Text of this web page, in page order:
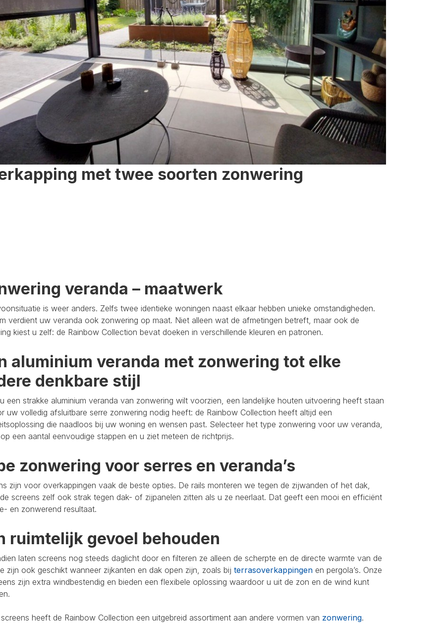
met twee soorten zonwering
veranda – maatwerk
is weer anders. Zelfs twee identieke woningen naast elkaar hebben unieke omstandigheden.
verdient uw veranda ook zonwering op maat. Niet alleen wat de afmetingen betreft, maar ook de
kiest u zelf: de Rainbow Collection bevat doeken in verschillende kleuren en patronen.
aluminium veranda met zonwering tot elke
denkbare stijl
een strakke aluminium veranda van zonwering wilt voorzien, een landelijke houten uitvoering heeft staan
uw volledig afsluitbare serre zonwering nodig heeft: de Rainbow Collection heeft altijd een
die naadloos bij uw woning en wensen past. Selecteer het type zonwering voor uw veranda,
een aantal eenvoudige stappen en u ziet meteen de richtprijs.
zonwering voor serres en veranda’s
zijn voor overkappingen vaak de beste opties. De rails monteren we tegen de zijwanden of het dak,
screens zelf ook strak tegen dak- of zijpanelen zitten als u ze neerlaat. Dat geeft een mooi en efficiënt
en zonwerend resultaat.
ruimtelijk gevoel behouden
laten screens nog steeds daglicht door en filteren ze alleen de scherpte en de directe warmte van de
zijn ook geschikt wanneer zijkanten en dak open zijn, zoals bij terrasoverkappingen en pergola’s. Onze
zijn extra windbestendig en bieden een flexibele oplossing waardoor u uit de zon en de wind kunt
heeft de Rainbow Collection een uitgebreid assortiment aan andere vormen van zonwering.